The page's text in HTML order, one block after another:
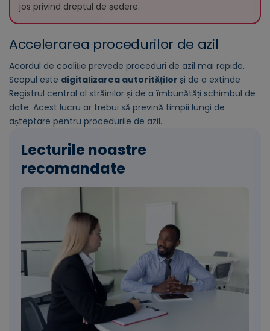
jos privind dreptul de ședere.
Accelerarea procedurilor de azil
Acordul de coaliție prevede proceduri de azil mai rapide.
Scopul este digitalizarea autorităților și de a extinde
Registrul central al străinilor și de a îmbunătăți schimbul de
date. Acest lucru ar trebui să prevină timpii lungi de
așteptare pentru procedurile de azil.
Lecturile noastre
recomandate